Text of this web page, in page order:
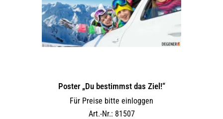
Poster „Du bestimmst das Ziel!“
Für Preise bitte einloggen
Art.-Nr.: 81507